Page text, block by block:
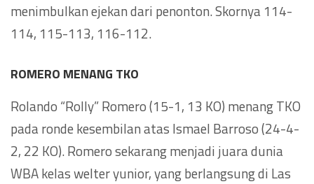
menimbulkan ejekan dari penonton. Skornya 114-
114, 115-113, 116-112.
ROMERO MENANG TKO
Rolando “Rolly” Romero (15-1, 13 KO) menang TKO
pada ronde kesembilan atas Ismael Barroso (24-4-
2, 22 KO). Romero sekarang menjadi juara dunia
WBA kelas welter yunior, yang berlangsung di Las